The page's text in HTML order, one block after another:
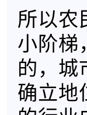
所以农
小阶梯
的，城
确立地